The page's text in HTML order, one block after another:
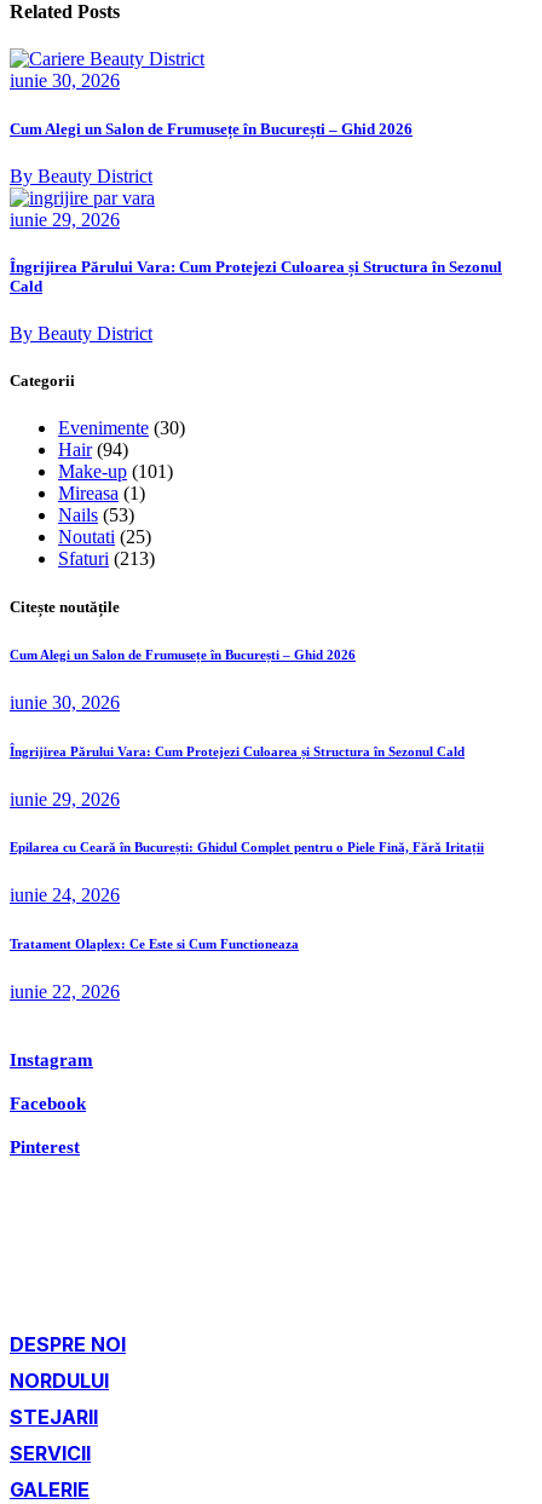
Related Posts
iunie 30, 2026
Cum Alegi un Salon de Frumusețe în București – Ghid 2026
By Beauty District
iunie 29, 2026
Îngrijirea Părului Vara: Cum Protejezi Culoarea și Structura în Sezonul
Cald
By Beauty District
Categorii
Evenimente (30)
Hair(94)
Make-up (101)
Mireasa (1)
Nails (53)
Noutati (25)
Sfaturi (213)
Citește noutățile
Cum Alegi un Salon de Frumusețe în București – Ghid 2026
iunie 30, 2026
Îngrijirea Părului Vara: Cum Protejezi Culoarea și Structura în Sezonul Cald
iunie 29, 2026
Epilarea cu Ceară în București: Ghidul Complet pentru o Piele Fină, Fără Iritații
iunie 24, 2026
Tratament Olaplex: Ce Este si Cum Functioneaza
iunie 22, 2026
Instagram
Facebook
Pinterest
DESPRE NOI
NORDULUI
STEJARII
SERVICII
GALERIE